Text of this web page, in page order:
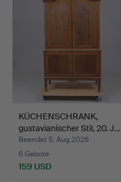
KÜCHENSCHRANK,
gustavianischer Stil, 20. J…
Beendet 5. Aug 2026
6 Gebote
159 USD